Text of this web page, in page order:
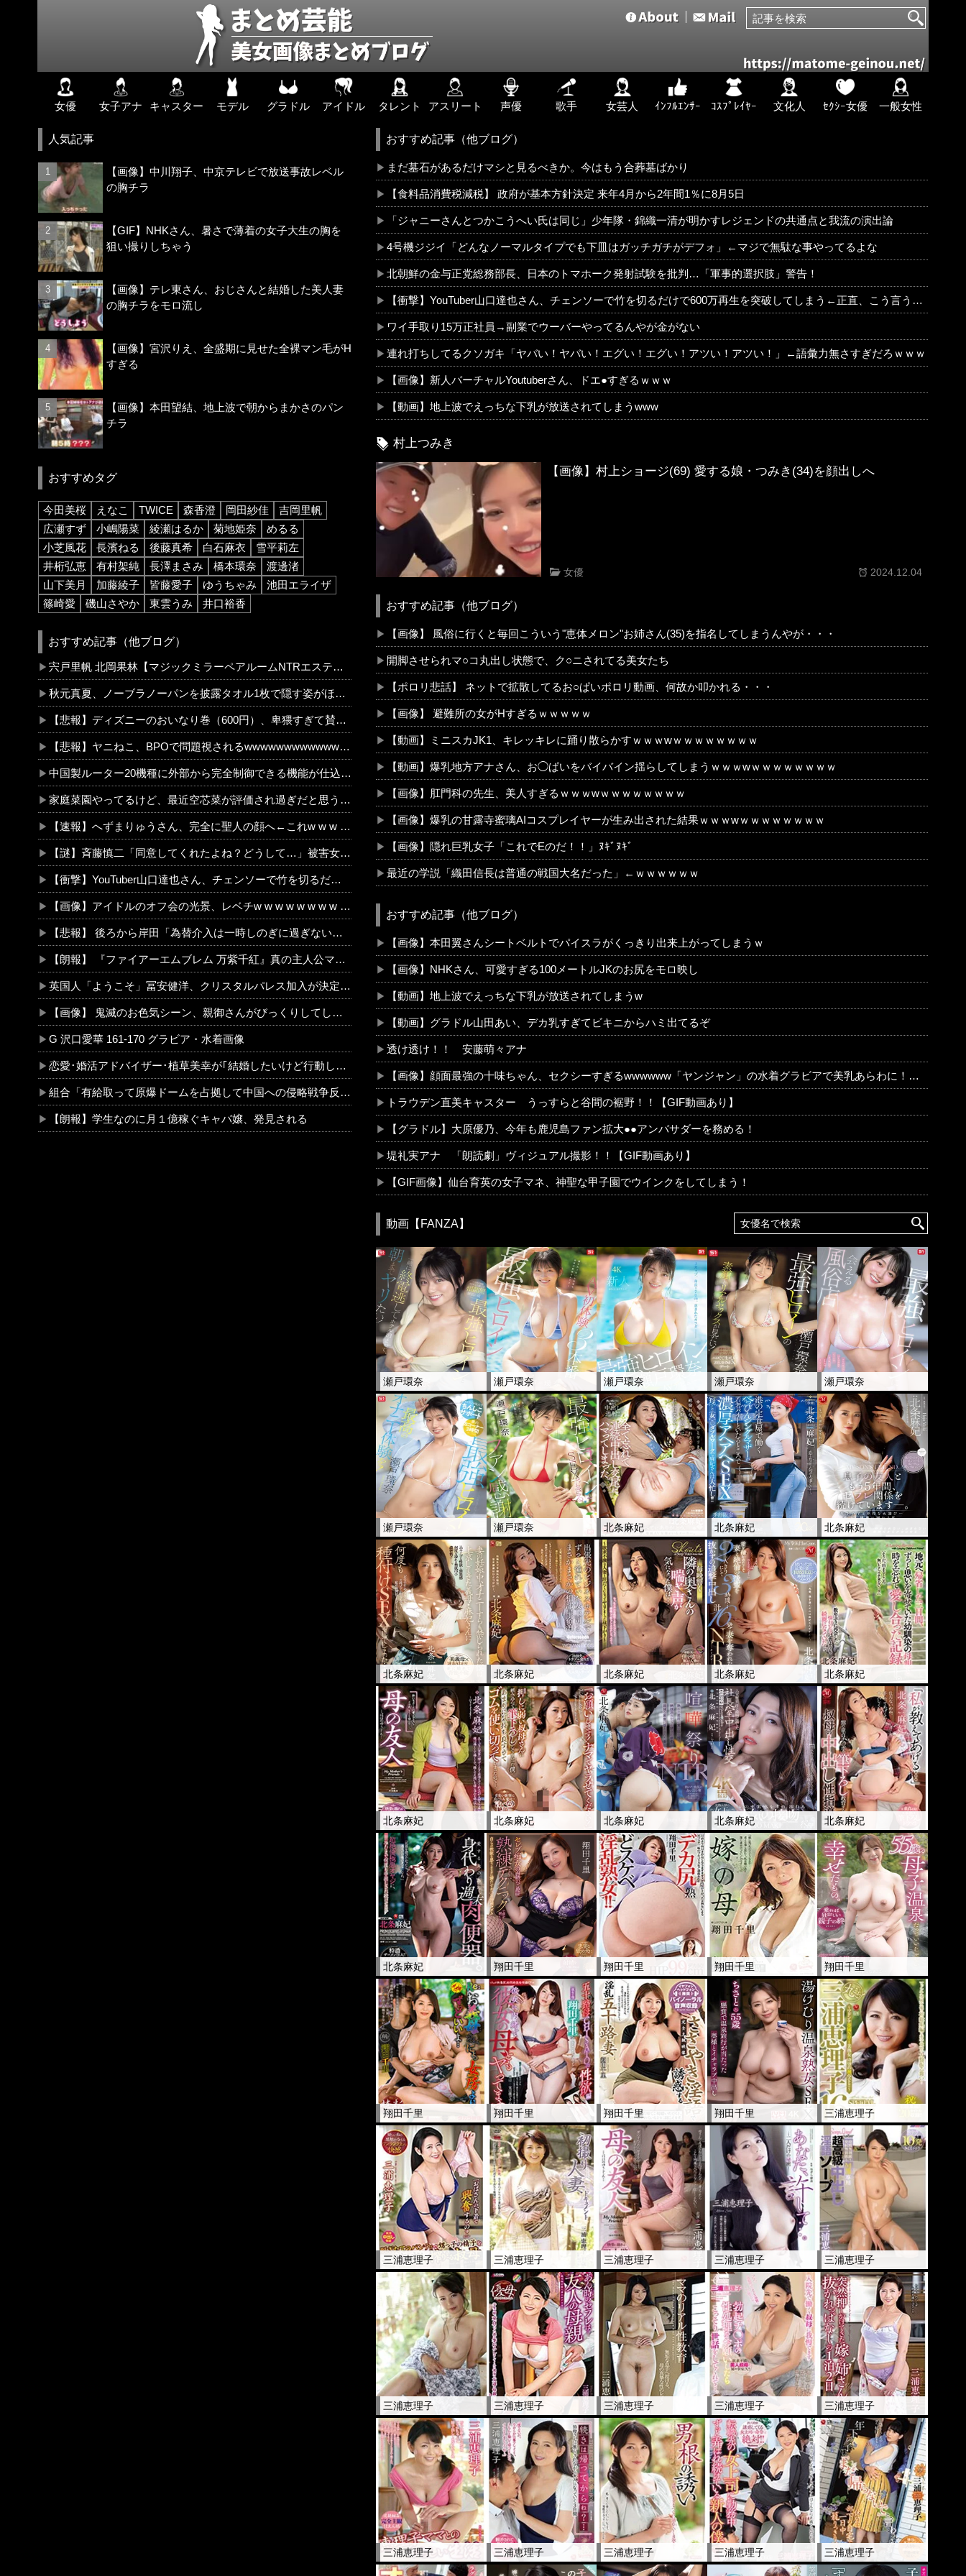
女優 女子アナ キャスター モデル グラドル アイドル タレント アスリート 声優 歌手 女芸人 ｲﾝﾌﾙｴﾝｻｰ ｺｽﾌﾟﾚｲﾔｰ 文化人 ｾｸｼｰ女優 一般女性
おすすめ記事（他ブログ）
まだ墓石があるだけマシと見るべきか。今はもう合葬墓ばかり
【食料品消費税減税】 政府が基本方針決定 来年4月から2年間1％に8月5日
「ジャニーさんとつかこうへい氏は同じ」少年隊・錦織一清が明かすレジェンドの共通点と我流の演出論
4号機ジジイ「どんなノーマルタイプでも下皿はガッチガチがデフォ」←マジで無駄な事やってるよな
北朝鮮の金与正党総務部長、日本のトマホーク発射試験を批判…「軍事的選択肢」警告！
【衝撃】YouTuber山口達也さん、チェンソーで竹を切るだけで600万再生を突破してしまう←正直、こう言うのでいいんだよなw w w w w w w w
ワイ手取り15万正社員→副業でウーバーやってるんやが金がない
連れ打ちしてるクソガキ「ヤバい！ヤバい！エグい！エグい！アツい！アツい！」←語彙力無さすぎだろｗｗｗ
【画像】新人バーチャルYoutuberさん、ドエ●すぎるｗｗｗ
【動画】地上波でえっちな下乳が放送されてしまうwww
村上つみき
【画像】村上ショージ(69) 愛する娘・つみき(34)を顔出しへ
女優 2024.12.04
おすすめ記事（他ブログ）
【画像】 風俗に行くと毎回こういう"恵体メロン"お姉さん(35)を指名してしまうんやが・・・
開脚させられマ○コ丸出し状態で、ク○ニされてる美女たち
【ポロリ悲話】 ネットで拡散してるお○ぱいポロリ動画、何故か叩かれる・・・
【画像】 避難所の女がHすぎるｗｗｗｗｗ
【動画】ミニスカJK1、キレッキレに踊り散らかすｗｗｗwｗｗｗｗｗｗｗｗ
【動画】爆乳地方アナさん、お◯ぱいをバイバイン揺らしてしまうｗｗｗwｗｗｗｗｗｗｗｗ
【画像】肛門科の先生、美人すぎるｗｗｗwｗｗｗｗｗｗｗｗ
【画像】爆乳の甘露寺蜜璃AIコスプレイヤーが生み出された結果ｗｗｗwｗｗｗｗｗｗｗｗ
【画像】隠れ巨乳女子「これでEのだ！！」ﾇｷﾞﾇｷﾞ
最近の学説「織田信長は普通の戦国大名だった」←ｗｗｗｗｗｗ
おすすめ記事（他ブログ）
【画像】本田翼さんシートベルトでパイスラがくっきり出来上がってしまうｗ
【画像】NHKさん、可愛すぎる100メートルJKのお尻をモロ映し
【動画】地上波でえっちな下乳が放送されてしまうw
【動画】グラドル山田あい、デカ乳すぎてビキニからハミ出てるぞ
透け透け！！ 安藤萌々アナ
【画像】顔面最強の十味ちゃん、セクシーすぎるwwwwww「ヤンジャン」の水着グラビアで美乳あらわに！！！
トラウデン直美キャスター うっすらと谷間の裾野！！【GIF動画あり】
【グラドル】大原優乃、今年も鹿児島ファン拡大●●アンバサダーを務める！
堤礼実アナ 「朗読劇」ヴィジュアル撮影！！【GIF動画あり】
【GIF画像】仙台育英の女子マネ、神聖な甲子園でウインクをしてしまう！
動画【FANZA】
瀬戸環奈 瀬戸環奈 瀬戸環奈 瀬戸環奈 瀬戸環奈
瀬戸環奈 瀬戸環奈 北条麻妃 北条麻妃 北条麻妃
北条麻妃 北条麻妃 北条麻妃 北条麻妃 北条麻妃
北条麻妃 北条麻妃 北条麻妃 北条麻妃 北条麻妃
北条麻妃 翔田千里 翔田千里 翔田千里 翔田千里
翔田千里 翔田千里 翔田千里 翔田千里 三浦恵理子
三浦恵理子 三浦恵理子 三浦恵理子 三浦恵理子 三浦恵理子
三浦恵理子 三浦恵理子 三浦恵理子 三浦恵理子 三浦恵理子
三浦恵理子 三浦恵理子 三浦恵理子 三浦恵理子 三浦恵理子
人気記事
【画像】中川翔子、中京テレビで放送事故レベル
の胸チラ
【GIF】NHKさん、暑さで薄着の女子大生の胸を
狙い撮りしちゃう
【画像】テレ東さん、おじさんと結婚した美人妻
の胸チラをモロ流し
【画像】宮沢りえ、全盛期に見せた全裸マン毛がH
すぎる
【画像】本田望結、地上波で朝からまかさのパン
チラ
おすすめタグ
今田美桜 えなこ TWICE 森香澄 岡田紗佳
吉岡里帆
広瀬すず
小嶋陽菜 綾瀬はるか 菊地姫奈
めるる
小芝風花
長濱ねる 後藤真希 白石麻衣
雪平莉左
井桁弘恵
有村架純 長澤まさみ 橋本環奈
渡邊渚
山下美月
加藤綾子 皆藤愛子 ゆうちゃみ
池田エライザ
篠崎愛
磯山さやか 東雲うみ 井口裕香
おすすめ記事（他ブログ）
宍戸里帆 北岡果林【マジックミラーペアルームNTRエステ】媚●で発情！2人同時に生中S○Xで寝取られるカップルはもう後戻りはできない… 2D動画
秋元真夏、ノーブラノーパンを披露タオル1枚で隠す姿がほぼセクシー女優・・
【悲報】ディズニーのおいなり巻（600円）、卑猥すぎて賛否両論wwwwwwwwwwww
【悲報】ヤニねこ、BPOで問題視されるwwwwwwwwwwwwwwwwwwwwwwww
中国製ルーター20機種に外部から完全制御できる機能が仕込まれていたことが判明・・・
家庭菜園やってるけど、最近空芯菜が評価され過ぎだと思う！！！！！
【速報】へずまりゅうさん、完全に聖人の顔へ←これw w w w w w w w
【謎】斉藤慎二「同意してくれたよね？どうして…」被害女性「彼は言葉が通じないモンスター」
【衝撃】YouTuber山口達也さん、チェンソーで竹を切るだけで600万再生を突破してしまう←正直、こう言うのでいいんだよなw w w w w w w w
【画像】アイドルのオフ会の光景、レベチw w w w w w w w w w w
【悲報】 後ろから岸田「為替介入は一時しのぎに過ぎない（キリッ」
【朗報】 『ファイアーエムブレム 万紫千紅』真の主人公マイユニはキャラメイクが可能
英国人「ようこそ」冨安健洋、クリスタルパレス加入が決定的に！メディカル検査をパス！現地サポが歓迎！アーセナルファンも祝福！【海外の反応】
【画像】 鬼滅のお色気シーン、親御さんがびっくりしてしまう
G 沢口愛華 161-170 グラビア・水着画像
恋愛･婚活アドバイザー･植草美幸が｢結婚したいけど行動しない人が7割｣の心理や背景を分析 解決策はあるのか？
組合「有給取って原爆ドームを占拠して中国への侵略戦争反対の座り込みデモをしよう！」←どうすりゃいい？
【朗報】学生なのに月１億稼ぐキャバ嬢、発見される